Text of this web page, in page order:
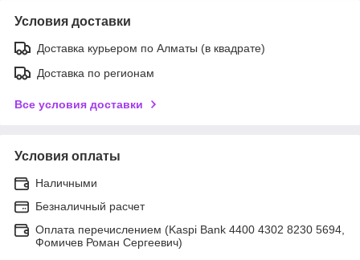
Условия доставки
Доставка курьером по Алматы (в квадрате)
Доставка по регионам
Все условия доставки
Условия оплаты
Наличными
Безналичный расчет
Оплата перечислением (Kaspi Bank 4400 4302 8230 5694,
Фомичев Роман Сергеевич)